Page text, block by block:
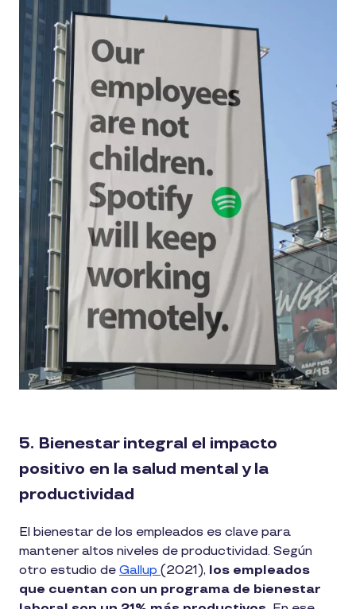
5. Bienestar integral el impacto
positivo en la salud mental y la
productividad
El bienestar de los empleados es clave para
mantener altos niveles de productividad. Según
otro estudio de Gallup (2021), los empleados
que cuentan con un programa de bienestar